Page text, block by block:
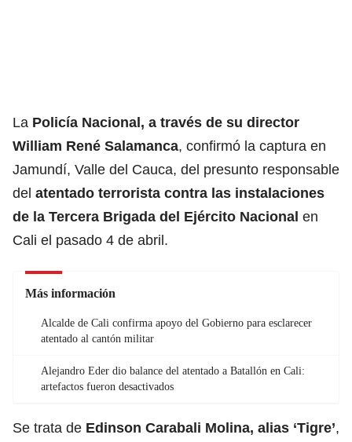
La Policía Nacional, a través de su director
William René Salamanca, confirmó la captura en
Jamundí, Valle del Cauca, del presunto responsable
del atentado terrorista contra las instalaciones
de la Tercera Brigada del Ejército Nacional en
Cali el pasado 4 de abril.
Más información
Alcalde de Cali confirma apoyo del Gobierno para esclarecer
atentado al cantón militar
Alejandro Eder dio balance del atentado a Batallón en Cali:
artefactos fueron desactivados
Se trata de Edinson Carabali Molina, alias ‘Tigre’,